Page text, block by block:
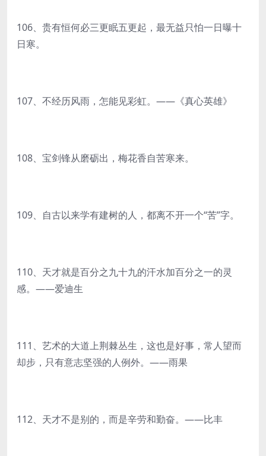
106、贵有恒何必三更眠五更起，最无益只怕一日曝十
日寒。
107、不经历风雨，怎能见彩虹。——《真心英雄》
108、宝剑锋从磨砺出，梅花香自苦寒来。
109、自古以来学有建树的人，都离不开一个“苦”字。
110、天才就是百分之九十九的汗水加百分之一的灵
感。——爱迪生
111、艺术的大道上荆棘丛生，这也是好事，常人望而
却步，只有意志坚强的人例外。——雨果
112、天才不是别的，而是辛劳和勤奋。——比丰